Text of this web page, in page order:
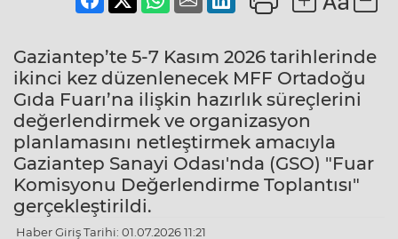
Gaziantep’te 5-7 Kasım 2026 tarihlerinde
ikinci kez düzenlenecek MFF Ortadoğu
Gıda Fuarı’na ilişkin hazırlık süreçlerini
değerlendirmek ve organizasyon
planlamasını netleştirmek amacıyla
Gaziantep Sanayi Odası'nda (GSO) "Fuar
Komisyonu Değerlendirme Toplantısı"
gerçekleştirildi.
Haber Giriş Tarihi: 01.07.2026 11:21